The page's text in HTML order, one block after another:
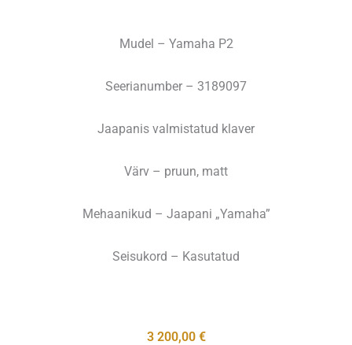
Mudel – Yamaha P2
Seerianumber – 3189097
Jaapanis valmistatud klaver
Värv – pruun, matt
Mehaanikud – Jaapani „Yamaha”
Seisukord – Kasutatud
3 200,00 €